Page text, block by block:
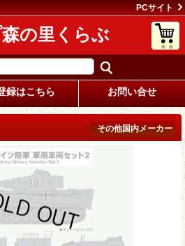
PCサイト
の里くらぶ
録はこちら お問い合せ
その他国内メーカー